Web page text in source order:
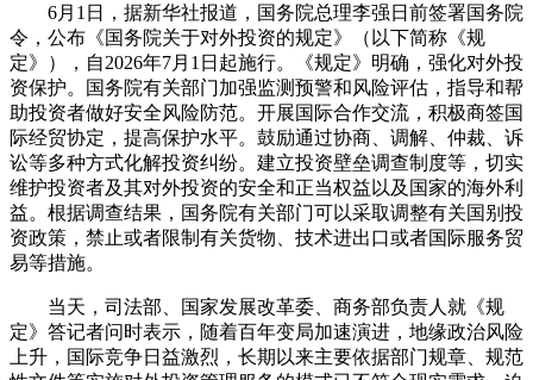
财经 教育 乡村振兴 生态环境 一带一路 央博
大国智造 大国展会 大国保险 云顶对话 云起
CCTV.节目官网 直播 节目单 栏目 片库 热播榜
6月1日，据新华社报道，国务院总理李强日前签署国务院
令，公布《国务院关于对外投资的规定》（以下简称《规
定》），自2026年7月1日起施行。《规定》明确，强化对外投
资保护。国务院有关部门加强监测预警和风险评估，指导和帮
助投资者做好安全风险防范。开展国际合作交流，积极商签国
际经贸协定，提高保护水平。鼓励通过协商、调解、仲裁、诉
讼等多种方式化解投资纠纷。建立投资壁垒调查制度等，切实
维护投资者及其对外投资的安全和正当权益以及国家的海外利
益。根据调查结果，国务院有关部门可以采取调整有关国别投
资政策，禁止或者限制有关货物、技术进出口或者国际服务贸
易等措施。
当天，司法部、国家发展改革委、商务部负责人就《规
定》答记者问时表示，随着百年变局加速演进，地缘政治风险
上升，国际竞争日益激烈，长期以来主要依据部门规章、规范